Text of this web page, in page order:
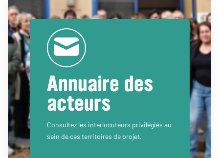
Annuaire des
acteurs
Consultez les interlocuteurs privilégiés au
sein de ces territoires de projet.